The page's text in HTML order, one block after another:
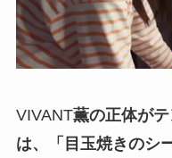
VIVANT薫の正体が
は、「目玉焼きのシ